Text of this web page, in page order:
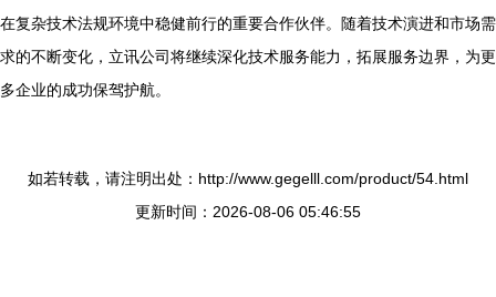
在复杂技术法规环境中稳健前行的重要合作伙伴。随着技术演进和市场需
求的不断变化，立讯公司将继续深化技术服务能力，拓展服务边界，为更
多企业的成功保驾护航。
如若转载，请注明出处：http://www.gegelll.com/product/54.html
更新时间：2026-08-06 05:46:55